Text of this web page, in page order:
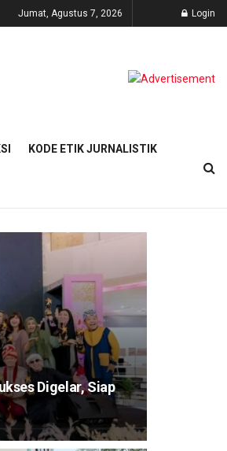
Jumat, Agustus 7, 2026 Login
KODE ETIK JURNALISTIK
Digelar, Siap